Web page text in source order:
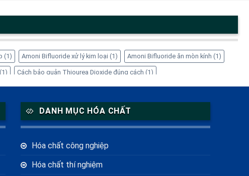
(1) Amoni Bifluoride xử lý kim loại (1) Amoni Bifluoride ăn mòn kính (1)
(1) Cách bảo quản Thiourea Dioxide đúng cách (1)
(1) EDTA-4Na có tác dụng gì(1) EDTA-4Na có độc không(1)
luyện giá sỉ(1) Inositol cho nữ giới(1) Inositol giảm cân(1)
Sorbitol Solution ở đâu(1) Mua Thiourea Dioxide giá tốt ở đâu(1)
DANH MỤC HÓA CHẤT
Hóa chất công nghiệp
Hóa chất thí nghiệm